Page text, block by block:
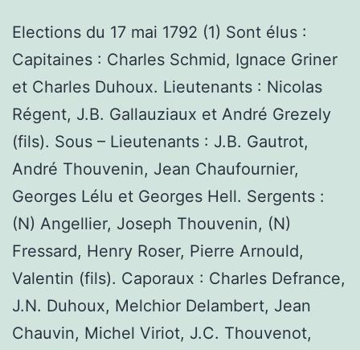
Elections du 17 mai 1792 (1) Sont élus :
Capitaines : Charles Schmid, Ignace Griner
et Charles Duhoux. Lieutenants : Nicolas
Régent, J.B. Gallauziaux et André Grezely
(fils). Sous – Lieutenants : J.B. Gautrot,
André Thouvenin, Jean Chaufournier,
Georges Lélu et Georges Hell. Sergents :
(N) Angellier, Joseph Thouvenin, (N)
Fressard, Henry Roser, Pierre Arnould,
Valentin (fils). Caporaux : Charles Defrance,
J.N. Duhoux, Melchior Delambert, Jean
Chauvin, Michel Viriot, J.C. Thouvenot,